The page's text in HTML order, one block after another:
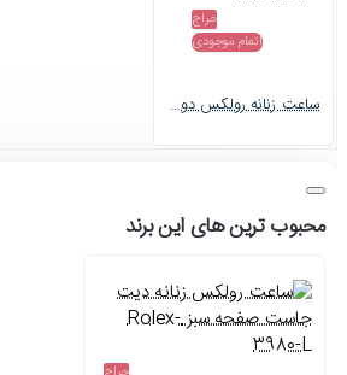
حراج
اتمام موجودی
ساعت زنانه رولکس دورنگ طلایی ایندکس عربی Rolex-6627-G
محبوب ترین های این برند